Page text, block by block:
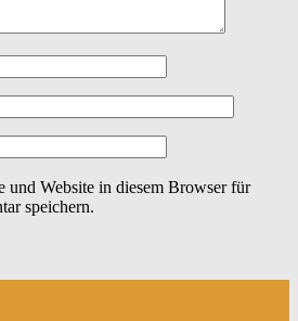
und Website in diesem Browser für
speichern.